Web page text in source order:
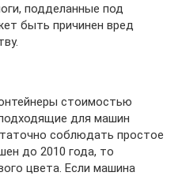
подделанные под
быть причинен вред
стоимостью
для машин
соблюдать простое
до 2010 года, то
цвета. Если машина